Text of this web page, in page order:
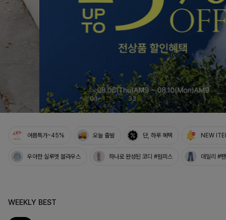
03 33
여름특가~45% 오늘 출발 단, 하루 혜택 NEW
우아한 실루엣 블라우스 하나로 완성된 코디 #원피스 데일리 #
WEEKLY BEST